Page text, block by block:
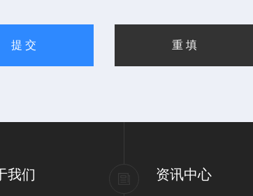
我们 资讯中心